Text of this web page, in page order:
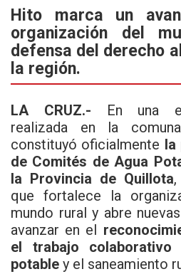
ce
b
o
o
k
tt
er
at
s
A
p
Hito marca un
organización del
defensa del derecho
la región.
LA CRUZ.- En una
realizada en la
constituyó oficialmente la
de Comités de Agua
la Provincia de Quillota
que fortalece la
mundo rural y abre
avanzar en el
el trabajo
potable y el saneamiento